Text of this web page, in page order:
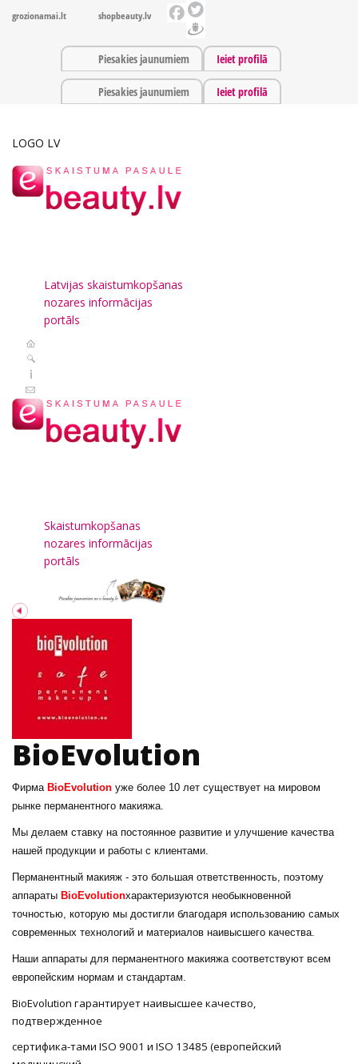
grozionamai.lt shopbeauty.lv
Piesakies jaunumiem Ieiet profilā
Piesakies jaunumiem Ieiet profilā
LOGO LV
Latvijas skaistumkopšanas
nozares informācijas
portāls
Skaistumkopšanas
nozares informācijas
portāls
BioEvolution
Фирма BioEvolution уже более 10 лет существует на мировом
рынке перманентного макияжа.
Мы делаем ставку на постоянное развитие и улучшение качества
нашей продукции и работы с клиентами.
Перманентный макияж - это большая ответственность, поэтому
аппараты BioEvolutionхарактеризуются необыкновенной
точностью, которую мы достигли благодаря использованию самых
современных технологий и материалов наивысшего качества.
Наши аппараты для перманентного макияжа соответствуют всем
европейским нормам и стандартам.
BioEvolution гарантирует наивысшее качество,
подтвержденное
сертифика-тами ISO 9001 и ISO 13485 (европейский